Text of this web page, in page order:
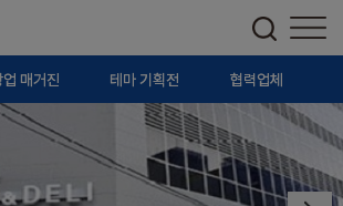
업 매거진 테마 기획전 협력업체